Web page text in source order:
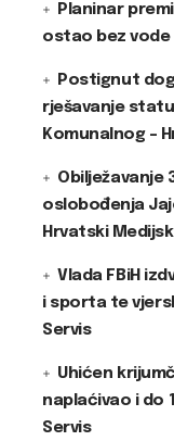
Planinar
ostao bez vode
Postignut
rješavanje
Komunalnog –
Obilježavanje
oslobođenja
Hrvatski
Vlada FBiH
i sporta te
Servis
Uhićen
naplaćivao i do
Servis